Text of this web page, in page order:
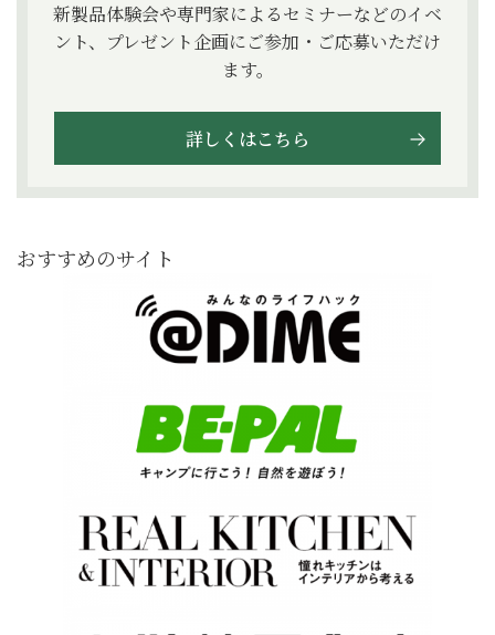
新製品体験会や専門家によるセミナーなどのイベ
ント、プレゼント企画にご参加・ご応募いただけ
ます。
詳しくはこちら
おすすめのサイト